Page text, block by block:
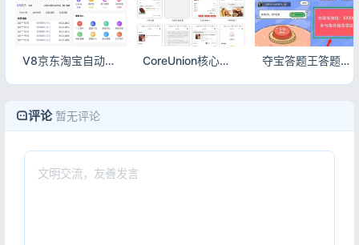
V8京东淘宝自动抢单系统源码 含利息宝会员功能附视频教程 CoreUnion核心商城系统源码 完整版电商平台可直接运营 夺宝答题王答题小程序源码 完整可部署趣味答题系统
评论 暂无评论